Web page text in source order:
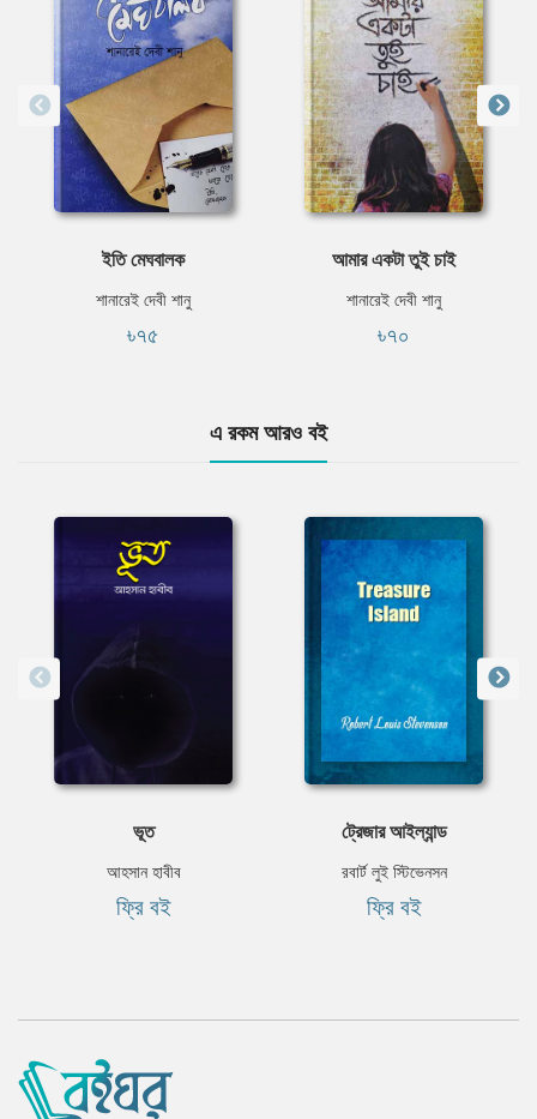
ইতি মেঘবালক
শানারেই দেবী শানু
৳৭৫
আমার একটা তুই চাই
শানারেই দেবী শানু
৳৭০
এ রকম আরও বই
ভূত
আহসান হাবীব
ফ্রি বই
ট্রেজার আইল্যান্ড
রবার্ট লুই স্টিভেনসন
ফ্রি বই